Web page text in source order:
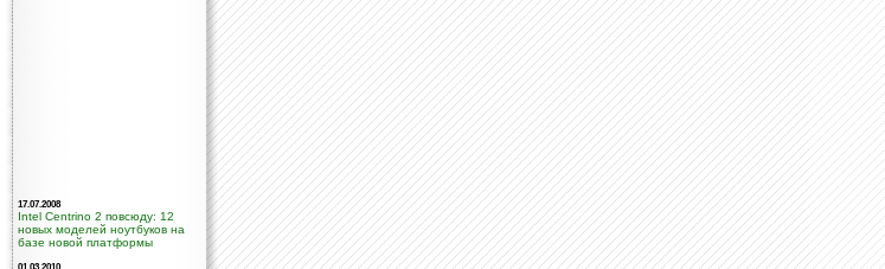
17.07.2008
Intel Centrino 2 повсюду: 12
новых моделей ноутбуков на
базе новой платформы